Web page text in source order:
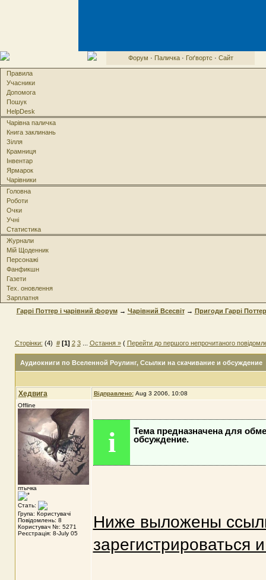
Форум · Паличка· Гоґвортс · Сайт
Правила
Учасники
Допомога
Пошук
HelpDesk
Чарівна паличка
Книга заклинань
Зілля
Крамниця
Інвентар
Ярмарок
Чарівники
Головна
Роботи
Очки
Учні
Статистика
Журнали
Мій Щоденник
Персонажі
Фанфикшн
Газети
Тех. оновлення
Зарплатня
Гаррі Поттер і чарівний форум→ Чарівний Всесвіт→ Пригоди Гаррі
Сторінки: (4) # [1] 2 3... Остання »( Перейти до першого непрочитаного
Аудиокниги по Вселенной Роулинг, Ссылки на скачивание и обсуждение
Хедвига Відправлено: Aug 3 2006, 10:08
Offline
птычка
Стать:
Група: Користувачі
Повідомлень: 8
Користувач №: 5271
Реєстрація: 8-July 05
i
Тема предназначена для
обсуждение.
Ниже выложены
зарегистрироваться